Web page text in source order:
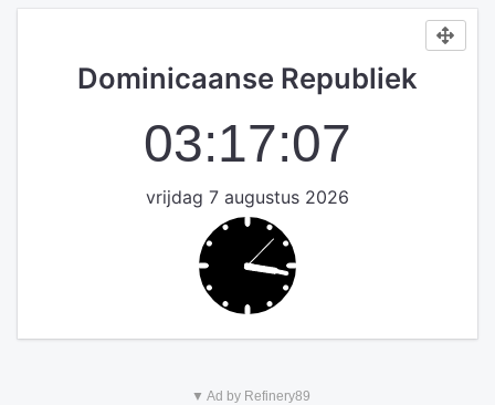
Dominicaanse Republiek
03:17:07
vrijdag 7 augustus 2026
▼ Ad by Refinery89